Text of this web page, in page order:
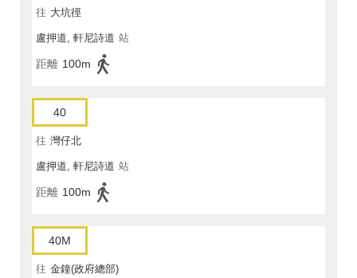
往 大坑徑
盧押道, 軒尼詩道 站
距離 100m
40
往 灣仔北
盧押道, 軒尼詩道 站
距離 100m
40M
往 金鐘(政府總部)